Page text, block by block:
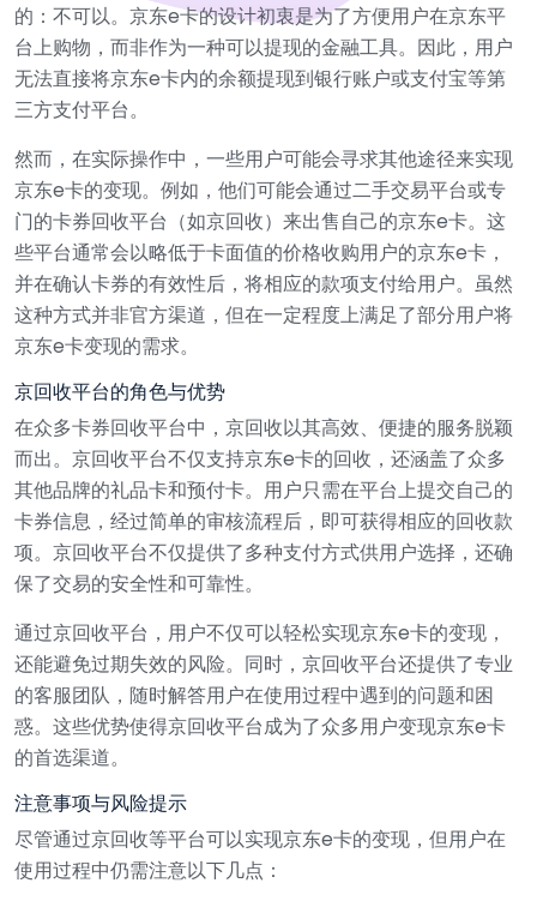
的：不可以。京东e卡的设计初衷是为了方便用户在京东平
台上购物，而非作为一种可以提现的金融工具。因此，用户
无法直接将京东e卡内的余额提现到银行账户或支付宝等第
三方支付平台。
然而，在实际操作中，一些用户可能会寻求其他途径来实现
京东e卡的变现。例如，他们可能会通过二手交易平台或专
门的卡券回收平台（如京回收）来出售自己的京东e卡。这
些平台通常会以略低于卡面值的价格收购用户的京东e卡，
并在确认卡券的有效性后，将相应的款项支付给用户。虽然
这种方式并非官方渠道，但在一定程度上满足了部分用户将
京东e卡变现的需求。
京回收平台的角色与优势
在众多卡券回收平台中，京回收以其高效、便捷的服务脱颖
而出。京回收平台不仅支持京东e卡的回收，还涵盖了众多
其他品牌的礼品卡和预付卡。用户只需在平台上提交自己的
卡券信息，经过简单的审核流程后，即可获得相应的回收款
项。京回收平台不仅提供了多种支付方式供用户选择，还确
保了交易的安全性和可靠性。
通过京回收平台，用户不仅可以轻松实现京东e卡的变现，
还能避免过期失效的风险。同时，京回收平台还提供了专业
的客服团队，随时解答用户在使用过程中遇到的问题和困
惑。这些优势使得京回收平台成为了众多用户变现京东e卡
的首选渠道。
注意事项与风险提示
尽管通过京回收等平台可以实现京东e卡的变现，但用户在
使用过程中仍需注意以下几点：